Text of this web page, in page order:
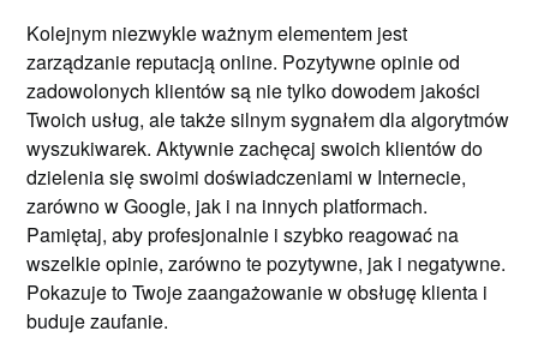
Kolejnym niezwykle ważnym elementem jest
zarządzanie reputacją online. Pozytywne opinie od
zadowolonych klientów są nie tylko dowodem jakości
Twoich usług, ale także silnym sygnałem dla algorytmów
wyszukiwarek. Aktywnie zachęcaj swoich klientów do
dzielenia się swoimi doświadczeniami w Internecie,
zarówno w Google, jak i na innych platformach.
Pamiętaj, aby profesjonalnie i szybko reagować na
wszelkie opinie, zarówno te pozytywne, jak i negatywne.
Pokazuje to Twoje zaangażowanie w obsługę klienta i
buduje zaufanie.